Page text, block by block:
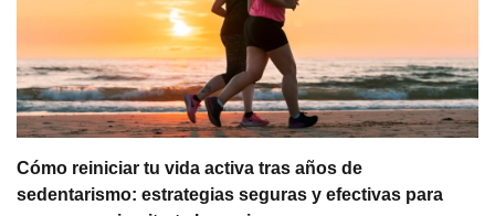
Cómo reiniciar tu vida activa tras años de
sedentarismo: estrategias seguras y efectivas para